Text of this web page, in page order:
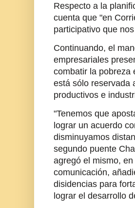
Respecto a la
cuenta que "en
participativo que
Continuando, el
empresariales
combatir la pobreza
está sólo reservada
productivos e
"Tenemos que
lograr un acuerdo
disminuyamos
segundo puente
agregó el mismo,
comunicación,
disidencias para
lograr el desarrollo